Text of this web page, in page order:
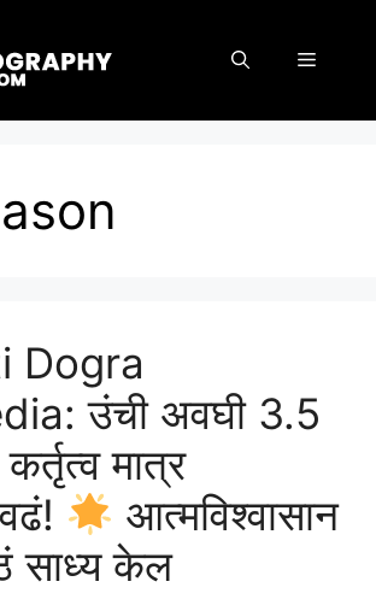
MENU
Dogra
उंची अवघी 3.5
मात्र
आत्मविश्वासान
साध्य केल